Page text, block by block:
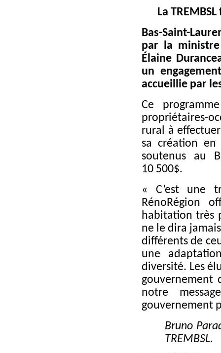
La
Bas-Saint-
par la ministre
Élaine
un
accueillie par
Ce
propriétaires-
rural à
sa création
soutenus au
10 500$.
« C’est une
RénoRégion
habitation très
ne le dira
différents de
une
diversité. Les
gouvernement
notre
gouvernement
Bruno
TREMBSL.